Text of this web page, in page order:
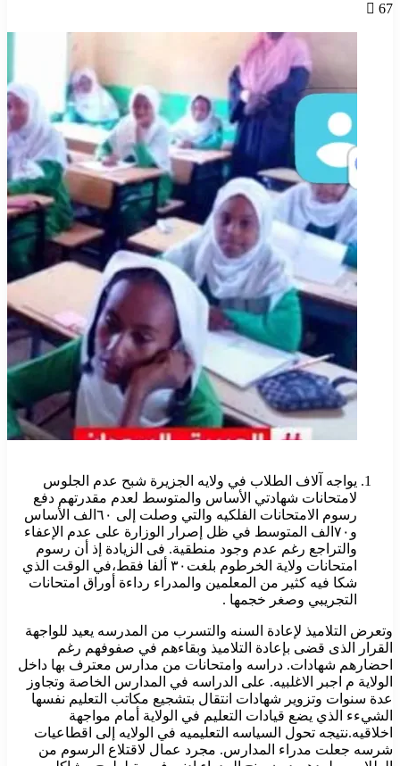
67
يواجه آلاف الطلاب في ولايه الجزيرة شبح عدم الجلوس
لامتحانات شهادتي الأساس والمتوسط لعدم مقدرتهم دفع
رسوم الامتحانات الفلكيه والتي وصلت إلى ٦٠الف الأساس
و٧٠الف المتوسط في ظل إصرار الوزارة على عدم الإعفاء
والتراجع رغم عدم وجود منطقية. فى الزيادة إذ أن رسوم
امتحانات ولاية الخرطوم بلغت٣٠ ألفا فقط،في الوقت الذي
شكا فيه كثير من المعلمين والمدراء رداءة أوراق امتحانات
التجريبي وصغر خجمها .
وتعرض التلاميذ لإعادة السنه والتسرب من المدرسه يعيد للواجهة
القرار الذى قضى بإعادة التلاميذ وبقاءهم في صفوفهم رغم
احضارهم شهادات. دراسه وامتحانات من مدارس معترف بها داخل
الولاية م اجبر الاغلبيه. على الدراسه في المدارس الخاصة وتجاوز
عدة سنوات وتزوير شهادات انتقال بتشجيع مكاتب التعليم نفسها
الشيءء الذي يضع قيادات التعليم في الولاية أمام مواجهة
اخلاقيه.نتيجه تحول السياسه التعليميه في الولايه إلى اقطاعيات
شرسه جعلت مدراء المدارس. مجرد عمال لاقتلاع الرسوم من